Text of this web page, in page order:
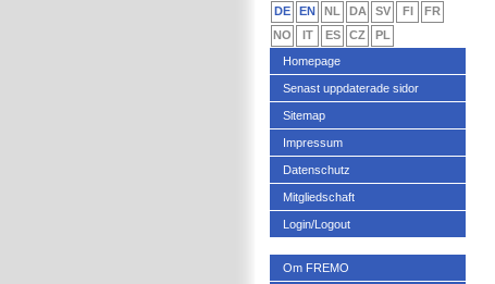
DE EN NL DA SV FI
FR
NO
IT ES CZ
PL
Homepage
Senast uppdaterade sidor
Sitemap
Impressum
Datenschutz
Mitgliedschaft
Login/Logout
Om FREMO